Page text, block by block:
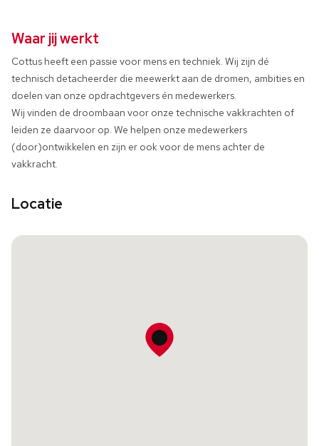
Waar jij werkt
Cottus heeft een passie voor mens en techniek. Wij zijn dé
technisch detacheerder die meewerkt aan de dromen, ambities en
doelen van onze opdrachtgevers én medewerkers.
Wij vinden de droombaan voor onze technische vakkrachten of
leiden ze daarvoor op. We helpen onze medewerkers
(door)ontwikkelen en zijn er ook voor de mens achter de
vakkracht.
Locatie